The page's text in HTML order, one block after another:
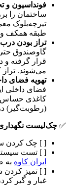
فونداسیون و
ساختمان را
تیرچه‌بلوک
طبقه همکف
تراز بودن
قرار گرفته
می‌شوند.
تهویه فضای
فضای داخلی
کاغذی حساس
(رطوبت‌گیر)
✅ چک‌لیست
[ ] چک کردن سلامت
[ ] تست
ایران کاوه به
[ ] تمیز کردن
غبار و گیر